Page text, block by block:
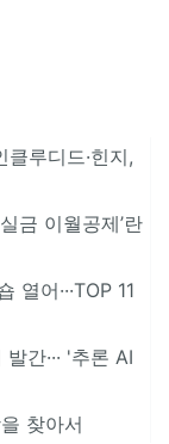
루디드·힌지,
금 이월공제’란
어···TOP 11
간··· '추론 AI
찾아서